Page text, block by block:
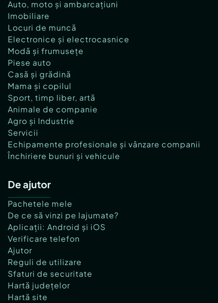
Auto, moto și ambarcațiuni
Imobiliare
Locuri de muncă
Electronice și electrocasnice
Modă și frumusețe
Piese auto
Casă și grădină
Mama și copilul
Sport, timp liber, artă
Animale de companie
Agro și Industrie
Servicii
Echipamente profesionale și vânzare companii
Închiriere bunuri și vehicule
De ajutor
Pachetele mele
De ce să vinzi pe lajumate?
Aplicații: Android și iOS
Verificare telefon
Ajutor
Reguli de utilizare
Sfaturi de securitate
Hartă județelor
Hartă site